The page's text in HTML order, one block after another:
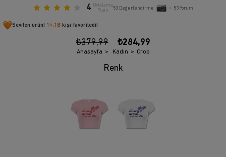
4 Ortalama
Puan
53Değerlendirme • 53Yorum
Sevilen ürün! 15,1B kişi favoriledi!
₺379,99 ₺284,99
Anasayfa Kadın Crop